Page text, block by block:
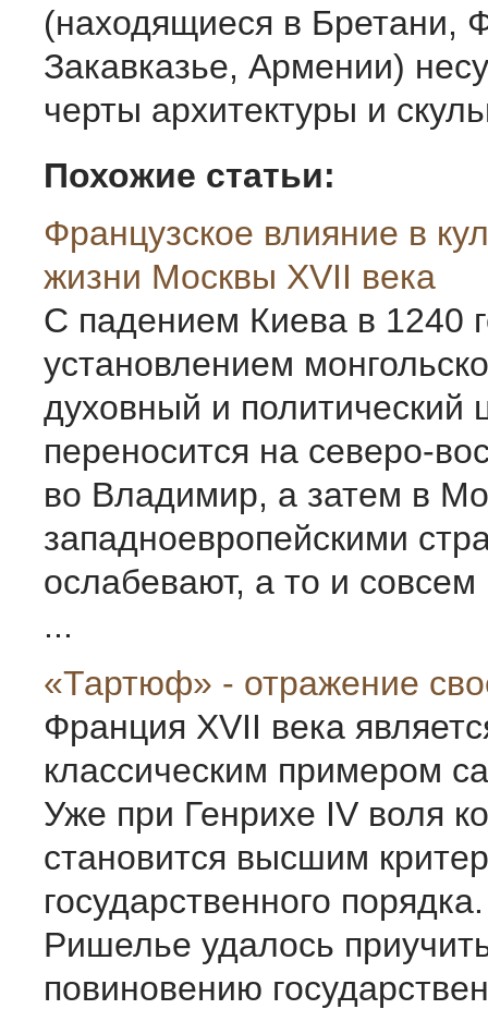
(находящиеся в Бретани,
Закавказье, Армении)
черты архитектуры и
Похожие статьи:
Французское влияние в
жизни Москвы XVII века
С падением Киева в 1240
установлением
духовный и политический
переносится на северо-
во Владимир, а затем в
западноевропейскими
ослабевают, а то и
...
«Тартюф» - отражение
Франция XVII века
классическим примером
Уже при Генрихе IV воля
становится высшим
государственного
Ришелье удалось
повиновению